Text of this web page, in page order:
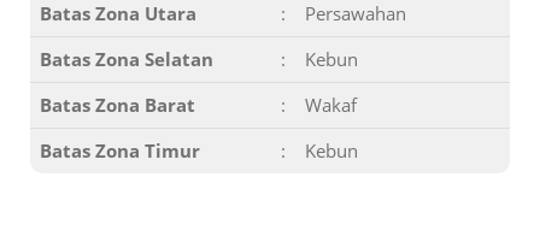
Batas Zona Utara :
Persawahan
Batas Zona Selatan
:
Kebun
Batas Zona Barat
:
Wakaf
Batas Zona Timur
: Kebun